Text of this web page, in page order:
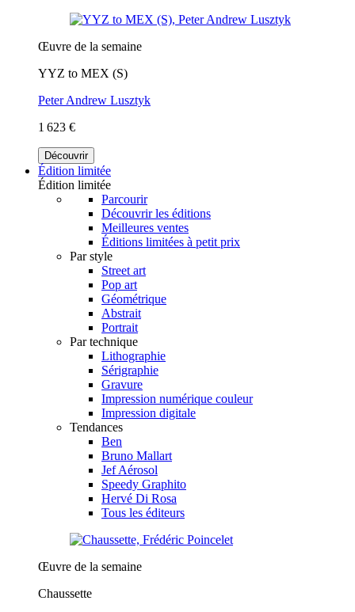
Œuvre de la semaine
YYZ to MEX (S)
Peter Andrew Lusztyk
1 623 €
Découvrir
Édition limitée
Édition limitée
Parcourir
Découvrir les éditions
Meilleures ventes
Éditions limitées à petit prix
Par style
Street art
Pop art
Géométrique
Abstrait
Portrait
Par technique
Lithographie
Sérigraphie
Gravure
Impression numérique couleur
Impression digitale
Tendances
Ben
Bruno Mallart
Jef Aérosol
Speedy Graphito
Hervé Di Rosa
Tous les éditeurs
Œuvre de la semaine
Chaussette